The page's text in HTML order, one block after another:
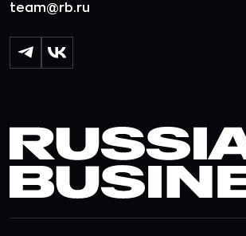
team@rb.ru